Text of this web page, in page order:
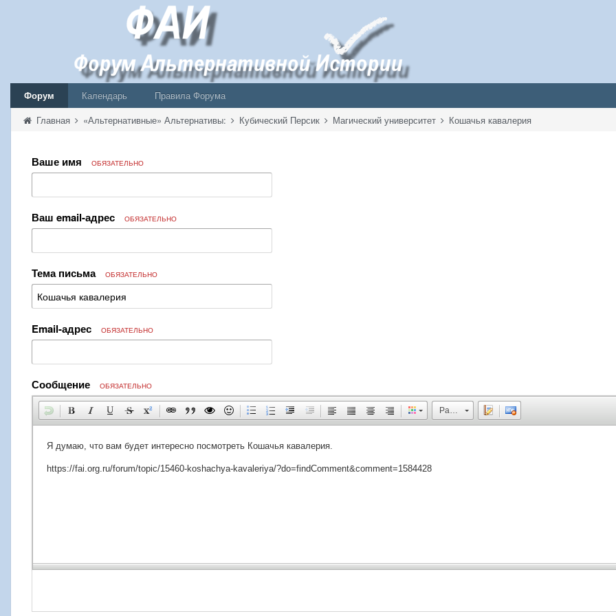
Форум Календарь
Правила Форума
Главная «Альтернативные» Альтернативы: Кубический Персик Магический университет Кошачья кавалерия
Ваше имя ОБЯЗАТЕЛЬНО
Ваш email-адрес ОБЯЗАТЕЛЬНО
Тема письма ОБЯЗАТЕЛЬНО
Email-адрес ОБЯЗАТЕЛЬНО
Сообщение ОБЯЗАТЕЛЬНО
Размер